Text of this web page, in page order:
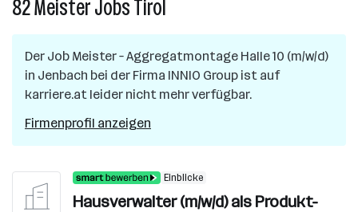
82MeisterJobsTirol
in
Tirol
Der Job Meister – Aggregatmontage Halle 10 (m/w/d)
in Jenbach bei der Firma INNIO Group ist auf
karriere.at leider nicht mehr verfügbar.
Firmenprofil anzeigen
Einblicke
Hausverwalter (m/w/d) als Produkt-